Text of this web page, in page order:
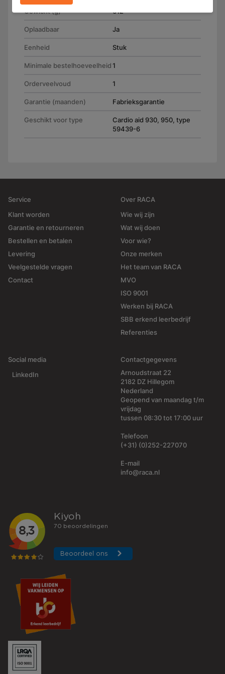
Gewicht (g) 612
Oplaadbaar Ja
Eenheid Stuk
Minimale bestelhoeveelheid1
Orderveelvoud 1
Garantie (maanden) Fabrieksgarantie
Geschikt voor type
Cardio aid 930, 950, type
59439-6
Service
Klant worden
Garantie en retourneren
Bestellen en betalen
Levering
Veelgestelde vragen
Contact
Over RACA
Wie wij zijn
Wat wij doen
Voor wie?
Onze merken
Het team van RACA
MVO
ISO 9001
Werken bij RACA
SBB erkend leerbedrijf
Referenties
Social media
LinkedIn
Contactgegevens
Arnoudstraat 22
2182 DZ Hillegom
Nederland
Geopend van maandag t/m
vrijdag
tussen 08:30 tot 17:00 uur
Telefoon
(+31) (0)252-227070
E-mail
info@raca.nl